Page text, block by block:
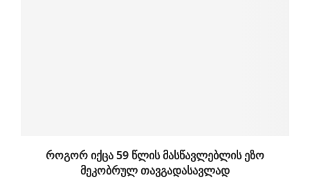
როგორ იქცა 59 წლის მასწავლებლის ეზო
მეკობრულ თავგადასავლად